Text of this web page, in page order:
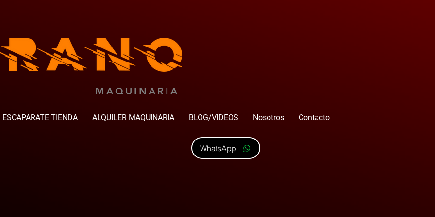
MAQUINARIA
ESCAPARATE TIENDA ALQUILER MAQUINARIA BLOG/VIDEOS Nosotros Contacto
WhatsApp